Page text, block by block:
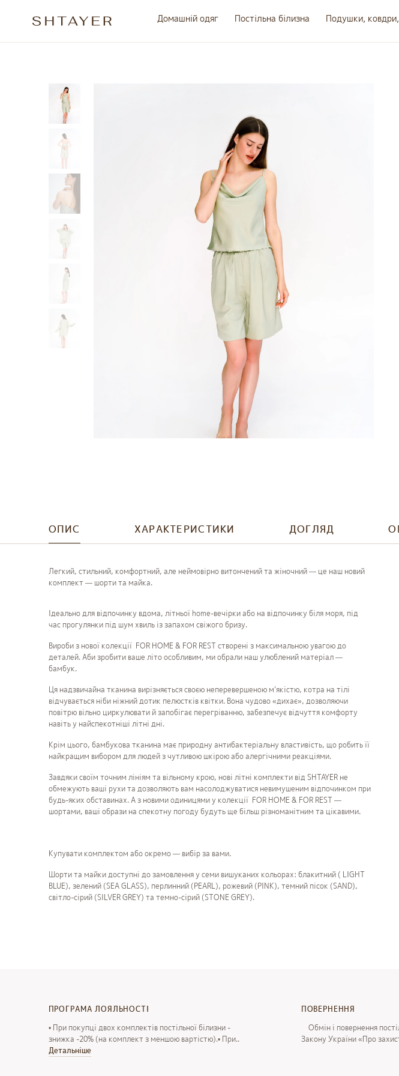
Домашній одяг Постільна білизна Подушки,
ОПИС ХАРАКТЕРИСТИКИ ДОГЛЯД
Легкий, стильний, комфортний, але неймовірно витончений та жіночний — це наш новий
комплект — шорти та майка.
Ідеально для відпочинку вдома, літньої home-вечірки або на відпочинку біля моря, під
час прогулянки під шум хвиль із запахом свіжого бризу.
Вироби з нової колекції FOR HOME & FOR REST створені з максимальною увагою до
деталей. Аби зробити ваше літо особливим, ми обрали наш улюблений матеріал —
бамбук.
Ця надзвичайна тканина вирізняється своєю неперевершеною м'якістю, котра на тілі
відчувається ніби ніжний дотик пелюстків квітки. Вона чудово «дихає», дозволяючи
повітрю вільно циркулювати й запобігає перегріванню, забезпечує відчуття комфорту
навіть у найспекотніші літні дні.
Крім цього, бамбукова тканина має природну антибактеріальну властивість, що робить її
найкращим вибором для людей з чутливою шкірою або алергічними реакціями.
Завдяки своїм точним лініям та вільному крою, нові літні комплекти від SHTAYER не
обмежують ваші рухи та дозволяють вам насолоджуватися невимушеним відпочинком при
будь-яких обставинах. А з новими одиницями у колекції FOR HOME & FOR REST —
шортами, ваші образи на спекотну погоду будуть ще більш різноманітним та цікавими.
Купувати комплектом або окремо — вибір за вами.
Шорти та майки доступні до замовлення у семи вишуканих кольорах: блакитний ( LIGHT
BLUE), зелений (SEA GLASS), перлинний (PEARL), рожевий (PINK), темний пісок (SAND),
світло-сірий (SILVER GREY) та темно-сірий (STONE GREY).
ПРОГРАМА ЛОЯЛЬНОСТІ
• При покупці двох комплектів постільної білизни -
знижка -20% (на комплект з меншою вартістю).• При..
Детальнiше
ПОВЕРНЕННЯ
Обмін і повернення
Закону України «Про